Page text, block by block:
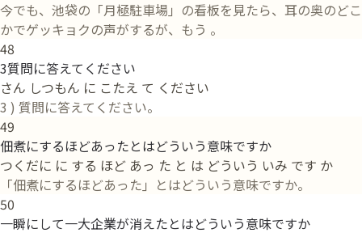
今でも、池袋の「月極駐車場」の看板を見たら、耳の奥のどこ
かでゲッキョクの声がするが、もう 。
48
3質問に答えてください
さん しつもん に こたえ て ください
3 ) 質問に答えてください。
49
佃煮にするほどあったとはどういう意味ですか
つくだに に する ほど あっ た と は どういう いみ です か
「佃煮にするほどあった」とはどういう意味ですか。
50
一瞬にして一大企業が消えたとはどういう意味ですか